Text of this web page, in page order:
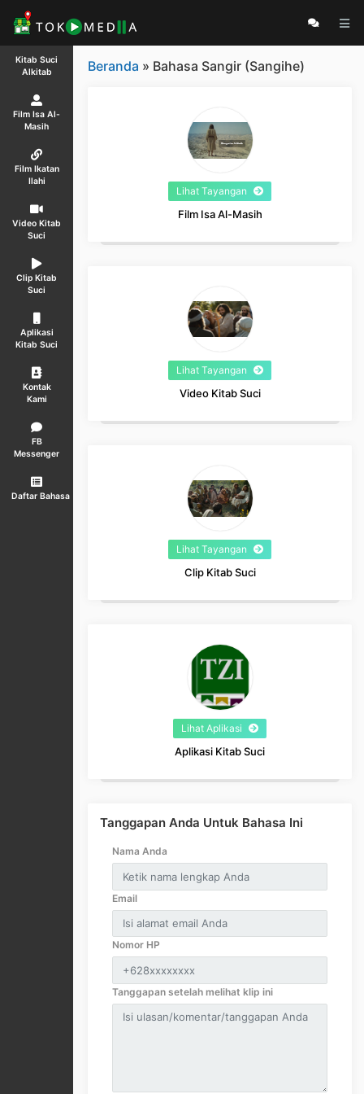
Kitab Suci
Alkitab
Film Isa Al-
Masih
Film Ikatan
Ilahi
Video Kitab
Suci
Clip Kitab
Suci
Aplikasi
Kitab Suci
Kontak
Kami
FB
Messenger
Daftar Bahasa
Beranda » Bahasa Sangir (Sangihe)
Lihat Tayangan
Film Isa Al-Masih
Lihat Tayangan
Video Kitab Suci
Lihat Tayangan
Clip Kitab Suci
Lihat Aplikasi
Aplikasi Kitab Suci
Tanggapan Anda Untuk Bahasa Ini
Nama Anda
Email
Nomor HP
Tanggapan setelah melihat klip ini